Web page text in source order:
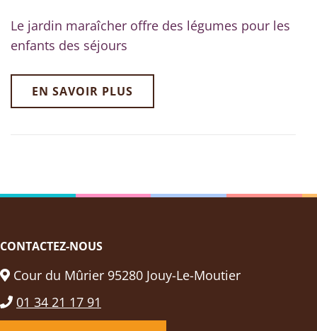
Le jardin maraîcher offre des légumes pour les
enfants des séjours
EN SAVOIR PLUS
CONTACTEZ-NOUS
Cour du Mûrier 95280 Jouy-Le-Moutier
01 34 21 17 91